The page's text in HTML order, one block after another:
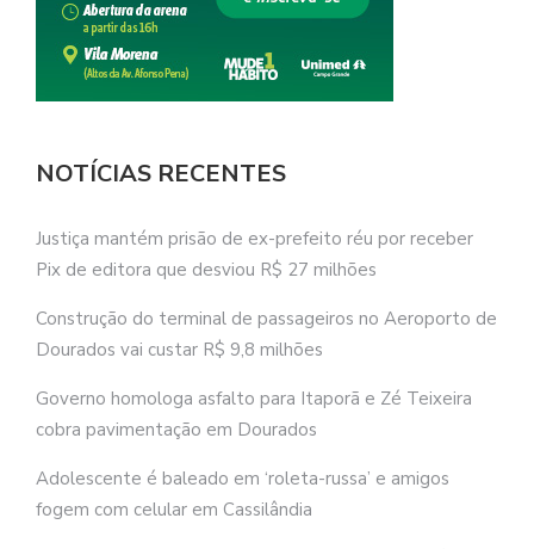
NOTÍCIAS RECENTES
Justiça mantém prisão de ex-prefeito réu por receber
Pix de editora que desviou R$ 27 milhões
Construção do terminal de passageiros no Aeroporto de
Dourados vai custar R$ 9,8 milhões
Governo homologa asfalto para Itaporã e Zé Teixeira
cobra pavimentação em Dourados
Adolescente é baleado em ‘roleta-russa’ e amigos
fogem com celular em Cassilândia